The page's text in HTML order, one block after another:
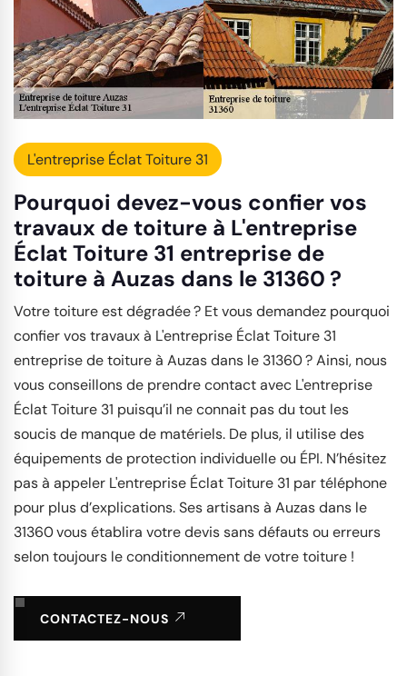
L'entreprise Éclat Toiture 31
Pourquoi devez-vous confier vos
travaux de toiture à L'entreprise
Éclat Toiture 31 entreprise de
toiture à Auzas dans le 31360 ?
Votre toiture est dégradée ? Et vous demandez pourquoi
confier vos travaux à L'entreprise Éclat Toiture 31
entreprise de toiture à Auzas dans le 31360 ? Ainsi, nous
vous conseillons de prendre contact avec L'entreprise
Éclat Toiture 31 puisqu’il ne connait pas du tout les
soucis de manque de matériels. De plus, il utilise des
équipements de protection individuelle ou ÉPI. N’hésitez
pas à appeler L'entreprise Éclat Toiture 31 par téléphone
pour plus d’explications. Ses artisans à Auzas dans le
31360 vous établira votre devis sans défauts ou erreurs
selon toujours le conditionnement de votre toiture !
CONTACTEZ-NOUS